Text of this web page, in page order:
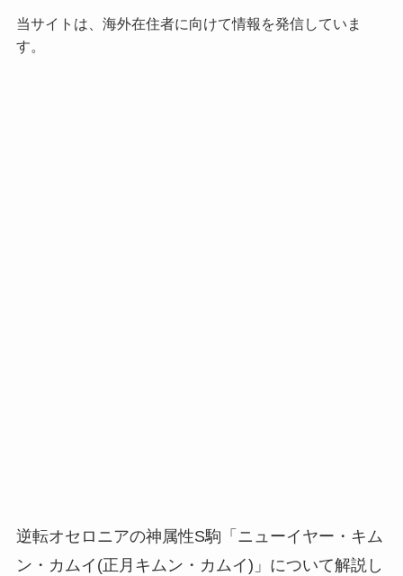
当サイトは、海外在住者に向けて情報を発信していま
す。
逆転オセロニアの神属性S駒「ニューイヤー・キム
ン・カムイ(正月キムン・カムイ)」について解説し